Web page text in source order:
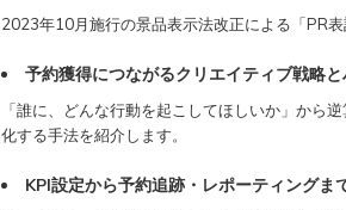
2023年10月施行の景品表示法改正による「PR
予約獲得につながるクリエイティブ戦略
「誰に、どんな行動を起こしてほしいか」から
化する手法を紹介します。
KPI設定から予約追跡・レポーティング